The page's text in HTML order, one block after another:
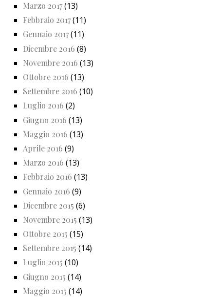
Marzo 2017(13)
Febbraio 2017(11)
Gennaio 2017(11)
Dicembre 2016 (8)
Novembre 2016 (13)
Ottobre 2016 (13)
Settembre 2016 (10)
Luglio 2016 (2)
Giugno 2016 (13)
Maggio 2016 (13)
Aprile 2016 (9)
Marzo 2016 (13)
Febbraio 2016 (13)
Gennaio 2016 (9)
Dicembre 2015 (6)
Novembre 2015 (13)
Ottobre 2015 (15)
Settembre 2015 (14)
Luglio 2015 (10)
Giugno 2015 (14)
Maggio 2015 (14)